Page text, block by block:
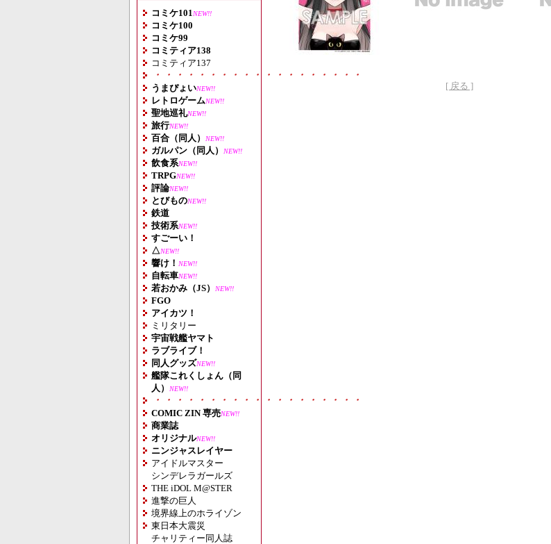
コミケ101 NEW!!
コミケ100
コミケ99
コミティア138
コミティア137
・・・・・・・・・・・・・・・・・・・
うまぴょいNEW!!
レトロゲームNEW!!
聖地巡礼NEW!!
旅行NEW!!
百合（同人） NEW!!
ガルパン（同人） NEW!!
飲食系NEW!!
TRPGNEW!!
評論NEW!!
とびものNEW!!
鉄道
技術系NEW!!
すごーい！
△NEW!!
響け！ NEW!!
自転車NEW!!
若おかみ（JS） NEW!!
FGO
アイカツ！
ミリタリー
宇宙戦艦ヤマト
ラブライブ！
同人グッズNEW!!
艦隊これくしょん（同
人）
NEW!!
・・・・・・・・・・・・・・・・・・・
COMIC ZIN 専売NEW!!
商業誌
オリジナルNEW!!
ニンジャスレイヤー
アイドルマスター
シンデレラガールズ
THE iDOL M@STER
進撃の巨人
境界線上のホライゾン
東日本大震災
チャリティー同人誌
[ 戻る ]